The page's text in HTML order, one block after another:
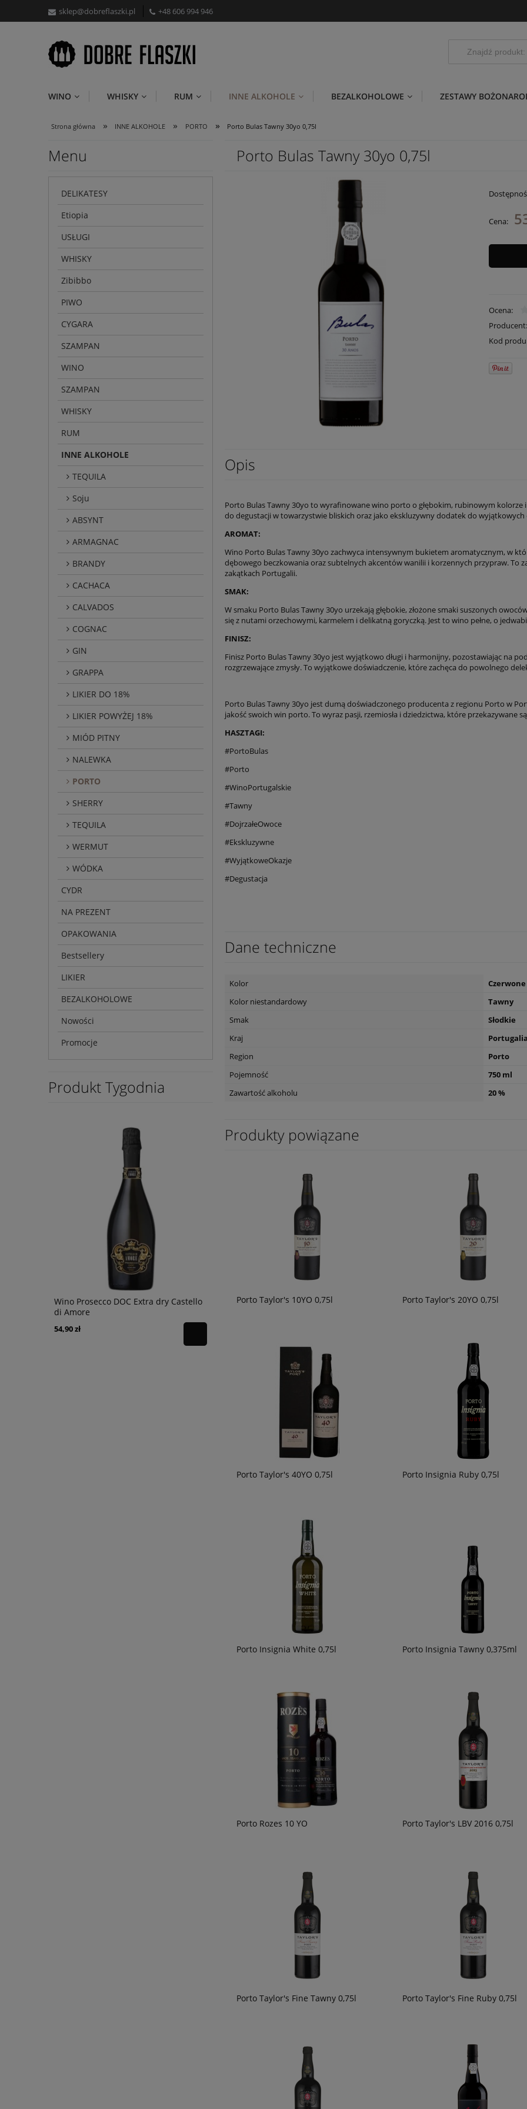
sklep@dobreflaszki.pl +48 606 994 946
WINO WHISKY RUM INNE ALKOHOLE BEZALKOHOLOWE ZESTAWY
Strona główna » INNE ALKOHOLE » PORTO » Porto Bulas Tawny 30yo 0,75l
Menu
DELIKATESY
Etiopia
USŁUGI
WHISKY
Zibibbo
PIWO
CYGARA
SZAMPAN
WINO
SZAMPAN
WHISKY
RUM
INNE ALKOHOLE
TEQUILA
Soju
ABSYNT
ARMAGNAC
BRANDY
CACHACA
CALVADOS
COGNAC
GIN
GRAPPA
LIKIER DO 18%
LIKIER POWYŻEJ 18%
MIÓD PITNY
NALEWKA
PORTO
SHERRY
TEQUILA
WERMUT
WÓDKA
CYDR
NA PREZENT
OPAKOWANIA
Bestsellery
LIKIER
BEZALKOHOLOWE
Nowości
Promocje
Produkt Tygodnia
Wino Prosecco DOC Extra dry Castello
di Amore
54,90 zł
Wino Tagaro Apulia Gravity Primitivo
Wino Bonfils L'Esparrou Cabernet
Porto Bulas Tawny 30yo 0,75l
Cena:
Ocena:
Kod
Opis
Porto Bulas Tawny 30yo to wyrafinowane wino porto o głębokim, rubinowym
do degustacji w towarzystwie bliskich oraz jako ekskluzywny dodatek do wyjątkowych
AROMAT:
Wino Porto Bulas Tawny 30yo zachwyca intensywnym bukietem aromatycznym, w
dębowego beczkowania oraz subtelnych akcentów wanilii i korzennych przypraw. To
zakątkach Portugalii.
SMAK:
W smaku Porto Bulas Tawny 30yo urzekają głębokie, złożone smaki suszonych
się z nutami orzechowymi, karmelem i delikatną goryczką. Jest to wino pełne, o
FINISZ:
Finisz Porto Bulas Tawny 30yo jest wyjątkowo długi i harmonijny, pozostawiając na
rozgrzewające zmysły. To wyjątkowe doświadczenie, które zachęca do powolnego
Porto Bulas Tawny 30yo jest dumą doświadczonego producenta z regionu Porto w
jakość swoich win porto. To wyraz pasji, rzemiosła i dziedzictwa, które przekazywane
HASZTAGI:
#PortoBulas
#Porto
#WinoPortugalskie
#Tawny
#DojrzałeOwoce
#Ekskluzywne
#WyjątkoweOkazje
#Degustacja
Dane techniczne
Kolor
Czerwone
Kolor niestandardowy
Tawny
Smak
Słodkie
Kraj
Region
Porto
Pojemność
750 ml
Zawartość alkoholu
20 %
Produkty powiązane
Porto Taylor's 10YO 0,75l Porto Taylor's 20YO 0,75l
Porto Taylor's 40YO 0,75l Porto Insignia Ruby 0,75l
Porto Insignia White 0,75l Porto Insignia Tawny 0,375ml
Porto Rozes 10 YO Porto Taylor's LBV 2016 0,75l
Porto Taylor's Fine Tawny 0,75l Porto Taylor's Fine Ruby 0,75l